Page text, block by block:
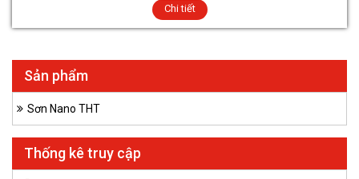
Chi tiết
Sản phẩm
Sơn Nano THT
Thống kê truy cập